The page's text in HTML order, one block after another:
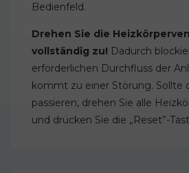
Bedienfeld.
Drehen Sie die
vollständig zu! Dadurch
erforderlichen Durchfluss der
kommt zu einer Störung. Sollte
passieren, drehen Sie alle
und drücken Sie die „Reset”-